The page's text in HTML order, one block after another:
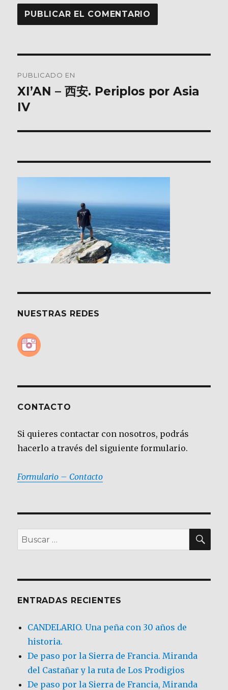
de
entradas
PUBLICADO EN
XI’AN – 西安. Periplos por Asia
IV
NUESTRAS REDES
CONTACTO
Si quieres contactar con nosotros, podrás
hacerlo a través del siguiente formulario.
Formulario – Contacto
Buscar
por:
ENTRADAS RECIENTES
CANDELARIO. Una peña con 30 años de
historia.
De paso por la Sierra de Francia. Miranda
del Castañar y la ruta de Los Prodigios
De paso por la Sierra de Francia, Miranda